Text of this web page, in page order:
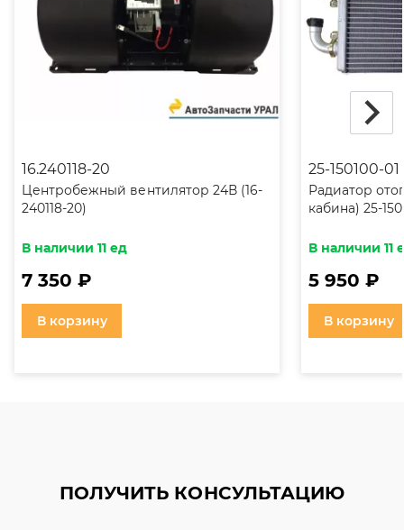
16.240118-20
Центробежный вентилятор 24В (16-
240118-20)
В наличии 11 ед
7 350 ₽
В корзину
25-150100-01
Радиатор
кабина) 25-
В наличии 11
5 950 ₽
В корзину
ПОЛУЧИТЬ КОНСУЛЬТАЦИЮ